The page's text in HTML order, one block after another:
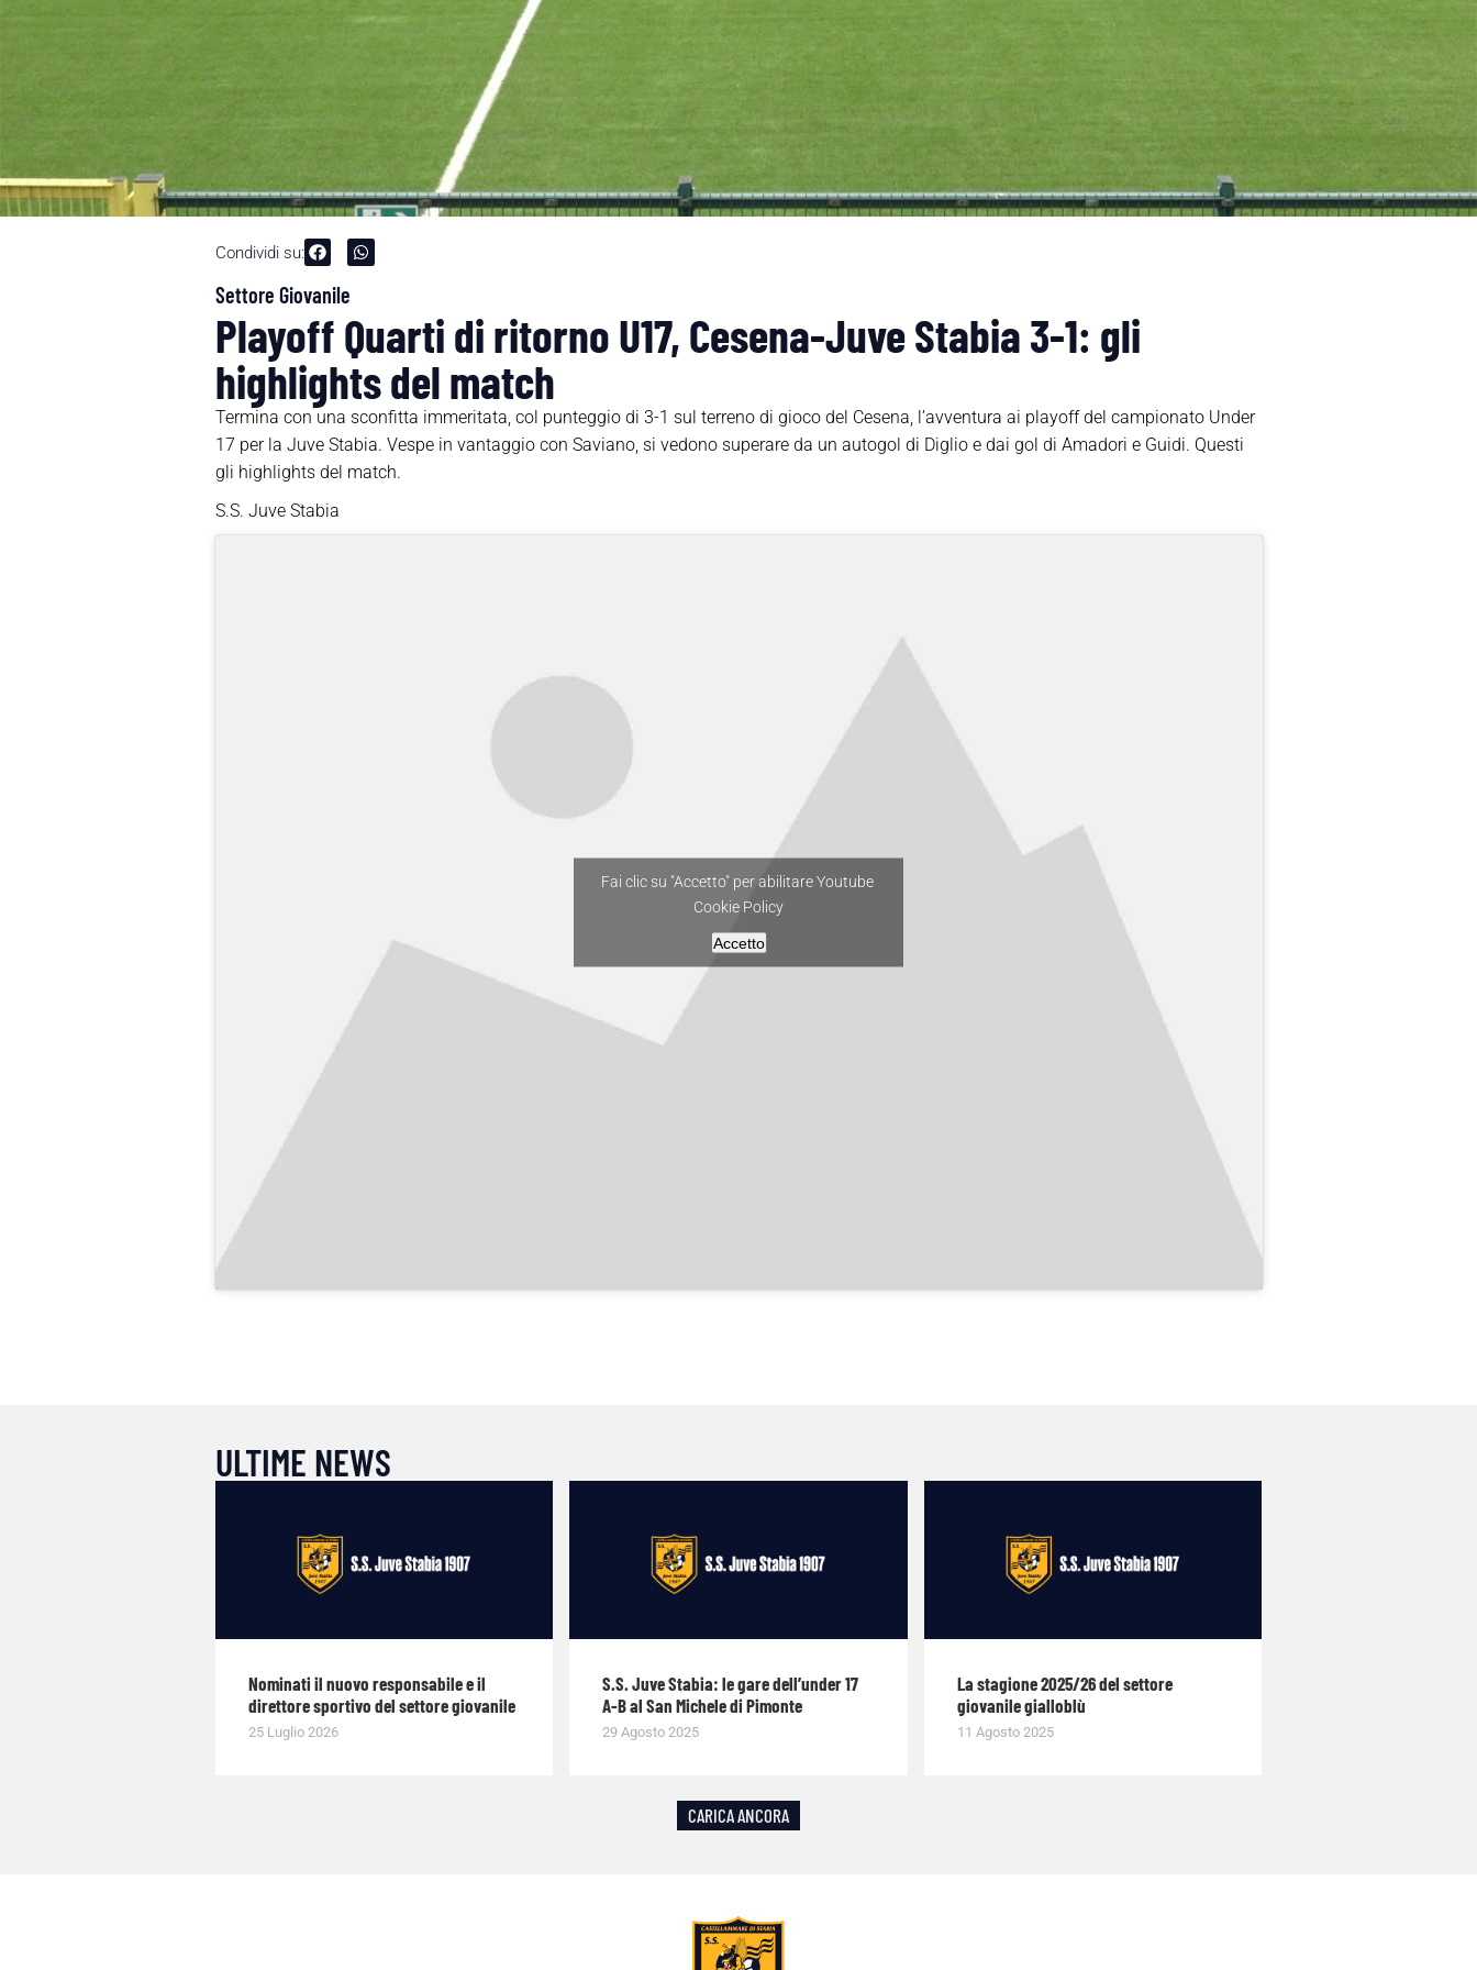
Condividi su:
Settore Giovanile
Playoff Quarti di ritorno U17, Cesena-Juve Stabia 3-1: gli
highlights del match
Termina con una sconfitta immeritata, col punteggio di 3-1 sul terreno di gioco del Cesena, l’avventura ai playoff del campionato Under
17 per la Juve Stabia. Vespe in vantaggio con Saviano, si vedono superare da un autogol di Diglio e dai gol di Amadori e Guidi. Questi
gli highlights del match.
S.S. Juve Stabia
Fai clic su "Accetto" per abilitare Youtube
Cookie Policy
Accetto
ULTIME NEWS
Nominati il nuovo responsabile e il
direttore sportivo del settore giovanile
25 Luglio 2026
S.S. Juve Stabia: le gare dell’under 17
A-B al San Michele di Pimonte
29 Agosto 2025
La stagione 2025/26 del settore
giovanile gialloblù
11 Agosto 2025
CARICA ANCORA